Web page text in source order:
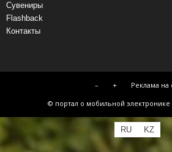
Сувениры
Flashback
Контакты
– +
Реклама на
© портал о мобильной
RU KZ